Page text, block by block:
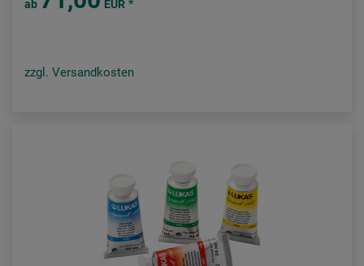
ab EUR *
zzgl. Versandkosten